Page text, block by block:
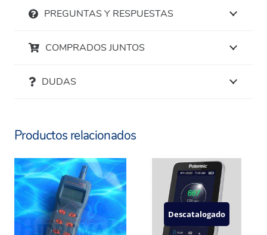
PREGUNTAS Y RESPUESTAS
COMPRADOS JUNTOS
DUDAS
Productos relacionados
Descatalogado